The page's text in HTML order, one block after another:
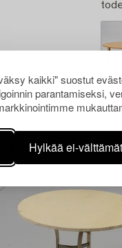
kaikki" suostut
parantamiseksi,
Hylkää ei-